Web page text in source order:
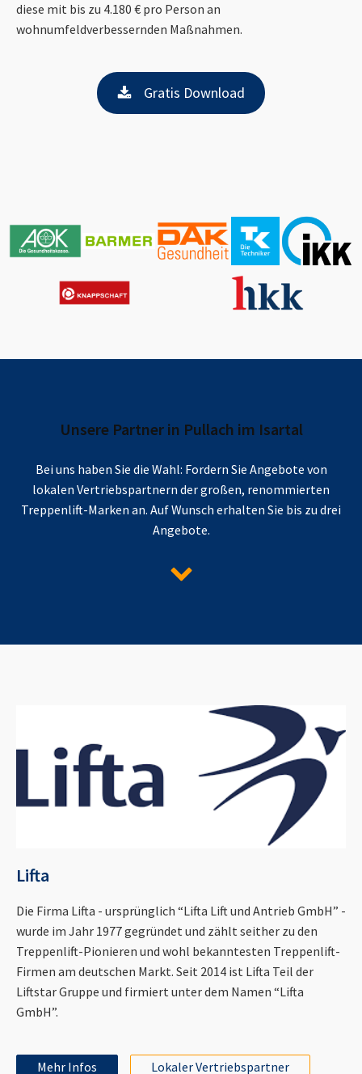
diese mit bis zu 4.180 € pro Person an
wohnumfeldverbessernden Maßnahmen.
Gratis Download
Unsere Partner in Pullach im Isartal
Bei uns haben Sie die Wahl: Fordern Sie Angebote von
lokalen Vertriebspartnern der großen, renommierten
Treppenlift-Marken an. Auf Wunsch erhalten Sie bis zu drei
Angebote.
Lifta
Die Firma Lifta - ursprünglich “Lifta Lift und Antrieb GmbH” -
wurde im Jahr 1977 gegründet und zählt seither zu den
Treppenlift-Pionieren und wohl bekanntesten Treppenlift-
Firmen am deutschen Markt. Seit 2014 ist Lifta Teil der
Liftstar Gruppe und firmiert unter dem Namen “Lifta
GmbH”.
Mehr Infos Lokaler Vertriebspartner